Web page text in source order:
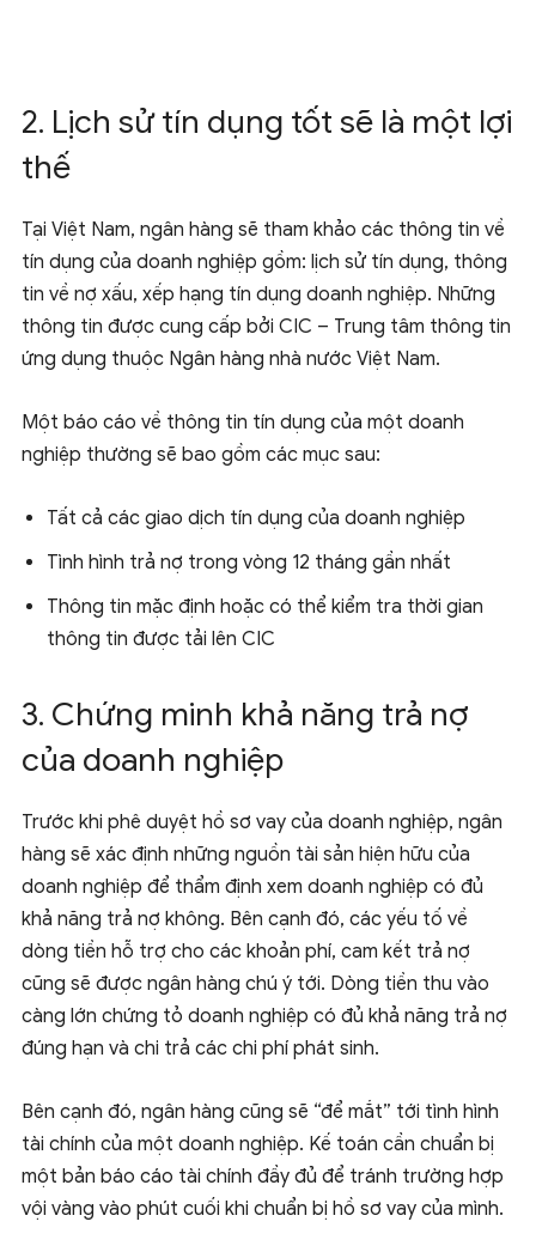
2. Lịch sử tín dụng tốt sẽ là một lợi
thế
Tại Việt Nam, ngân hàng sẽ tham khảo các thông tin về
tín dụng của doanh nghiệp gồm: lịch sử tín dụng, thông
tin về nợ xấu, xếp hạng tín dụng doanh nghiệp. Những
thông tin được cung cấp bởi CIC – Trung tâm thông tin
ứng dụng thuộc Ngân hàng nhà nước Việt Nam.
Một báo cáo về thông tin tín dụng của một doanh
nghiệp thường sẽ bao gồm các mục sau:
Tất cả các giao dịch tín dụng của doanh nghiệp
Tình hình trả nợ trong vòng 12 tháng gần nhất
Thông tin mặc định hoặc có thể kiểm tra thời gian
thông tin được tải lên CIC
3. Chứng minh khả năng trả nợ
của doanh nghiệp
Trước khi phê duyệt hồ sơ vay của doanh nghiệp, ngân
hàng sẽ xác định những nguồn tài sản hiện hữu của
doanh nghiệp để thẩm định xem doanh nghiệp có đủ
khả năng trả nợ không. Bên cạnh đó, các yếu tố về
dòng tiền hỗ trợ cho các khoản phí, cam kết trả nợ
cũng sẽ được ngân hàng chú ý tới. Dòng tiền thu vào
càng lớn chứng tỏ doanh nghiệp có đủ khả năng trả nợ
đúng hạn và chi trả các chi phí phát sinh.
Bên cạnh đó, ngân hàng cũng sẽ “để mắt” tới tình hình
tài chính của một doanh nghiệp. Kế toán cần chuẩn bị
một bản báo cáo tài chính đầy đủ để tránh trường hợp
vội vàng vào phút cuối khi chuẩn bị hồ sơ vay của mình.